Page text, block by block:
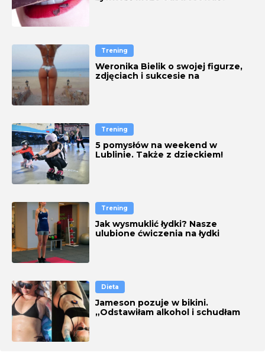
Trening
Weronika Bielik o swojej figurze,
zdjęciach i sukcesie na
Trening
5 pomysłów na weekend w
Lublinie. Także z dzieckiem!
Trening
Jak wysmuklić łydki? Nasze
ulubione ćwiczenia na łydki
Dieta
Jameson pozuje w bikini.
„Odstawiłam alkohol i schudłam